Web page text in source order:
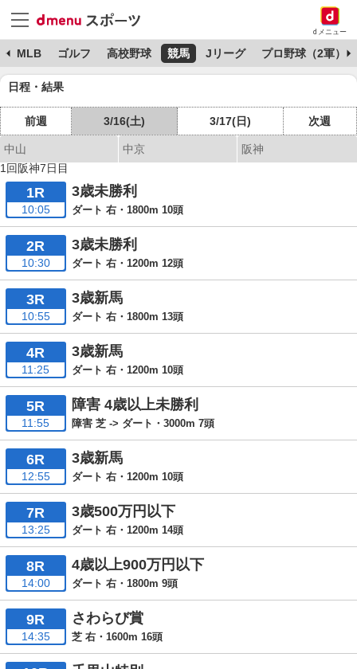
dメニュー
MLB ゴルフ 高校野球 競馬 Jリーグ プロ野球（2軍）
日程・結果
前週 3/16(土) 3/17(日) 次週
中山 中京
阪神
1回阪神7日目
1R
10:05
3歳未勝利
ダート 右・1800m 10頭
2R
10:30
3歳未勝利
ダート 右・1200m 12頭
3R
10:55
3歳新馬
ダート 右・1800m 13頭
4R
11:25
3歳新馬
ダート 右・1200m 10頭
5R
11:55
障害 4歳以上未勝利
障害 芝 -> ダート・3000m 7頭
6R
12:55
3歳新馬
ダート 右・1200m 10頭
7R
13:25
3歳500万円以下
ダート 右・1200m 14頭
8R
14:00
4歳以上900万円以下
ダート 右・1800m 9頭
9R
14:35
さわらび賞
芝 右・1600m 16頭